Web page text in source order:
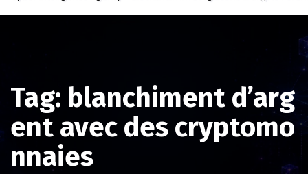
Tag: blanchiment d’arg
ent avec des cryptomo
nnaies